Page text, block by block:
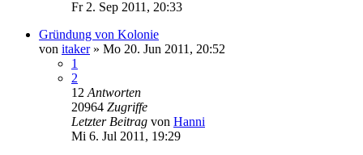
Fr 2. Sep 2011, 20:33
Gründung von Kolonie
von itaker» Mo 20. Jun 2011, 20:52
1
2
12 Antworten
20964 Zugriffe
Letzter Beitrag von Hanni
Mi 6. Jul 2011, 19:29